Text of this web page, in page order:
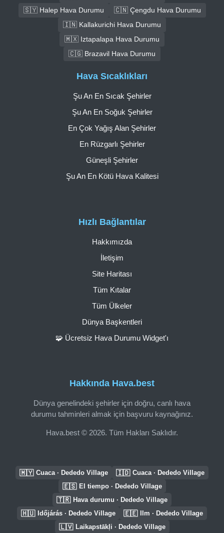
🇸🇾 Halep Hava Durumu
🇨🇳 Çengdu Hava Durumu
🇮🇳 Kallakurichi Hava Durumu
🇲🇽 Iztapalapa Hava Durumu
🇨🇬 Brazavil Hava Durumu
Hakkında Hava.best
Dünya genelindeki şehirler için doğru, canlı hava
durumu tahminleri almak için başvuru kaynağınız.
Hava.best © 2026. Tüm Hakları Saklıdır.
Hızlı Bağlantılar
Hakkımızda
İletişim
Site Haritası
Tüm Kıtalar
Tüm Ülkeler
Dünya Başkentleri
🧩 Ücretsiz Hava Durumu Widget'ı
Hava Sıcaklıkları
Şu An En Sıcak Şehirler
Şu An En Soğuk Şehirler
En Çok Yağış Alan Şehirler
En Rüzgarlı Şehirler
Güneşli Şehirler
Şu An En Kötü Hava Kalitesi
🇲🇾 Cuaca · Dededo Village 🇮🇩 Cuaca · Dededo Village
🇪🇸 El tiempo · Dededo Village
🇹🇷 Hava durumu · Dededo Village
🇭🇺 Időjárás · Dededo Village 🇪🇪 Ilm · Dededo Village
🇱🇻 Laikapstākļi · Dededo Village